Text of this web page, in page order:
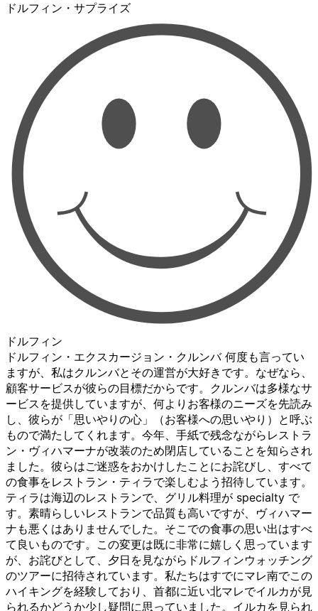
ドルフィン・サプライズ
ドルフィン
ドルフィン・エクスカージョン・クルンバ 何度も言ってい
ますが、私はクルンバとその運営が大好きです。なぜなら、
顧客サービスが彼らの目標だからです。クルンバは多様なサ
ービスを提供していますが、何よりお客様のニーズを先読み
し、彼らが「思いやりの心」（お客様への思いやり）と呼ぶ
もので満たしてくれます。今年、手紙で残念ながらレストラ
ン・ヴィハマーナが改装のため閉店していることを知らされ
ました。彼らはご迷惑をおかけしたことにお詫びし、すべて
の食事をレストラン・ティラで楽しむよう招待しています。
ティラは海辺のレストランで、グリル料理が specialty で
す。素晴らしいレストランで品質も高いですが、ヴィハマー
ナも悪くはありませんでした。そこでの食事の思い出はすべ
て良いものです。この変更は既に非常に嬉しく思っています
が、お詫びとして、夕日を見ながらドルフィンウォッチング
のツアーに招待されています。私たちはすでにマレ南でこの
ハイキングを経験しており、首都に近い北マレでイルカが見
られるかどうか少し疑問に思っていました。イルカを見られ